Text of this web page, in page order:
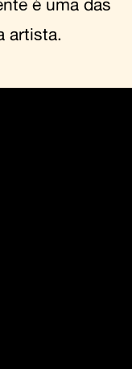
é uma das
artista.